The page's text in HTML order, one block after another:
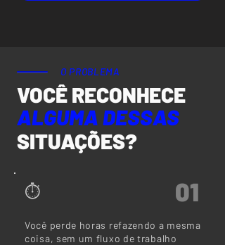
O PROBLEMA
VOCÊ RECONHECE
ALGUMA DESSAS
SITUAÇÕES?
⏱ 01
Você perde horas refazendo a mesma
coisa, sem um fluxo de trabalho